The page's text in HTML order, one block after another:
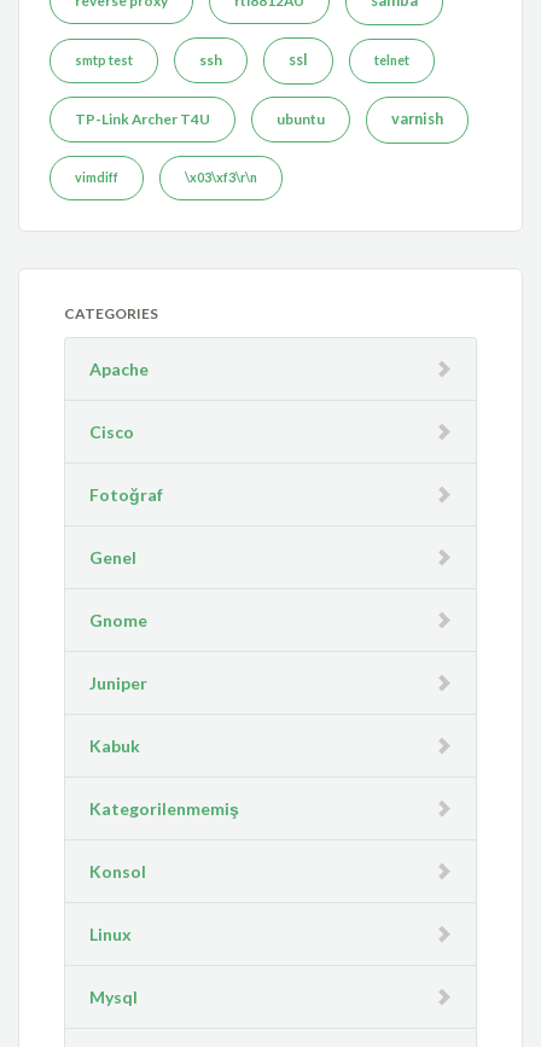
smtp test ssh ssl telnet
TP-Link Archer T4U ubuntu varnish
vimdiff \x03\xf3\r\n
CATEGORIES
Apache
Cisco
Fotoğraf
Genel
Gnome
Juniper
Kabuk
Kategorilenmemiş
Konsol
Linux
Mysql